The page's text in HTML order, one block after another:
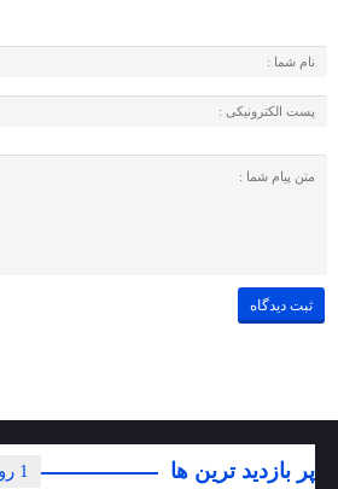
پر بازدید ترین ها 1 روز